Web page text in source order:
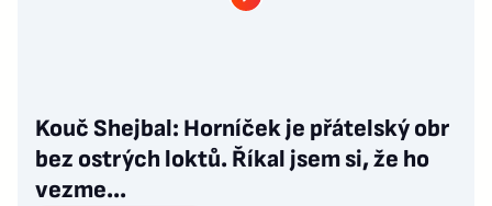
Kouč Shejbal: Horníček je přátelský obr
bez ostrých loktů. Říkal jsem si, že ho
vezme...